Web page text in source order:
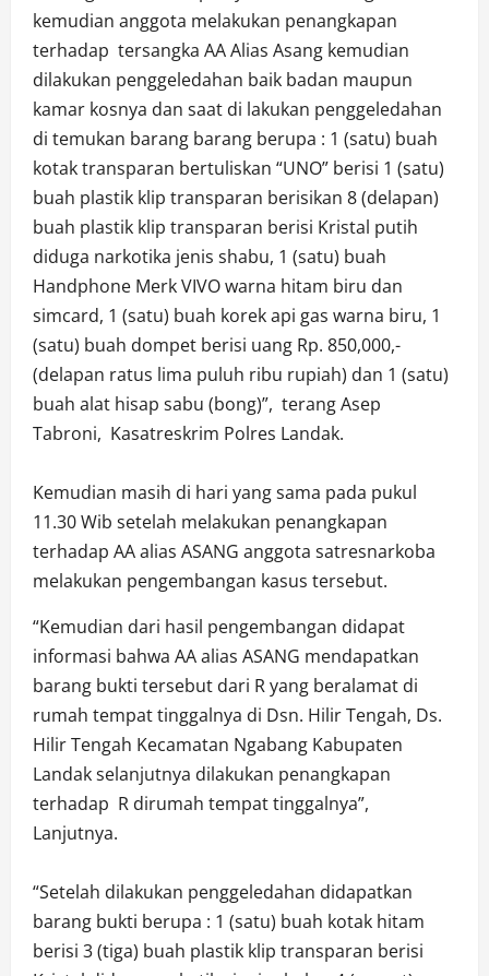
kemudian anggota melakukan penangkapan
terhadap tersangka AA Alias Asang kemudian
dilakukan penggeledahan baik badan maupun
kamar kosnya dan saat di lakukan penggeledahan
di temukan barang barang berupa : 1 (satu) buah
kotak transparan bertuliskan “UNO” berisi 1 (satu)
buah plastik klip transparan berisikan 8 (delapan)
buah plastik klip transparan berisi Kristal putih
diduga narkotika jenis shabu, 1 (satu) buah
Handphone Merk VIVO warna hitam biru dan
simcard, 1 (satu) buah korek api gas warna biru, 1
(satu) buah dompet berisi uang Rp. 850,000,-
(delapan ratus lima puluh ribu rupiah) dan 1 (satu)
buah alat hisap sabu (bong)”, terang Asep
Tabroni, Kasatreskrim Polres Landak.
Kemudian masih di hari yang sama pada pukul
11.30 Wib setelah melakukan penangkapan
terhadap AA alias ASANG anggota satresnarkoba
melakukan pengembangan kasus tersebut.
“Kemudian dari hasil pengembangan didapat
informasi bahwa AA alias ASANG mendapatkan
barang bukti tersebut dari R yang beralamat di
rumah tempat tinggalnya di Dsn. Hilir Tengah, Ds.
Hilir Tengah Kecamatan Ngabang Kabupaten
Landak selanjutnya dilakukan penangkapan
terhadap R dirumah tempat tinggalnya”,
Lanjutnya.
“Setelah dilakukan penggeledahan didapatkan
barang bukti berupa : 1 (satu) buah kotak hitam
berisi 3 (tiga) buah plastik klip transparan berisi